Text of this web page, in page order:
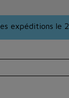
expéditions le